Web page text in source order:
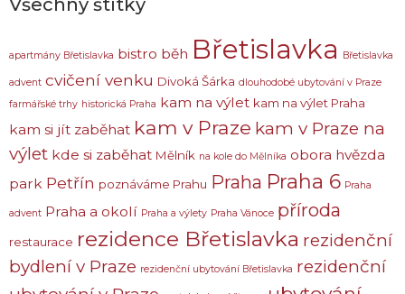
Všechny štítky
apartmány Břetislavka bistro běh Břetislavka Břetislavka
advent cvičení venku Divoká Šárka dlouhodobé ubytování v Praze
farmářské trhy historická Praha kam na výlet kam na výlet Praha
kam si jít zaběhat kam v Praze kam v Praze na
výlet kde si zaběhat Mělník na kole do Mělníka obora hvězda
park Petřín poznáváme Prahu Praha Praha 6 Praha
advent Praha a okolí Praha a výlety Praha Vánoce příroda
restaurace rezidence Břetislavka rezidenční
bydlení v Praze rezidenční ubytování Břetislavka rezidenční